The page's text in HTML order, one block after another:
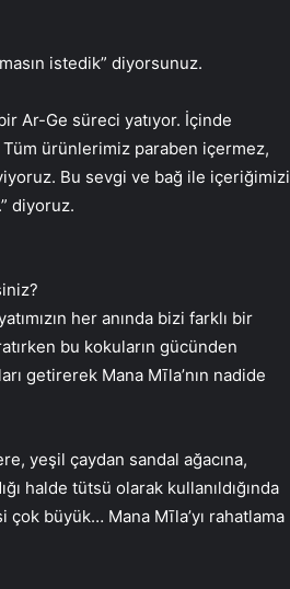
istedik” diyorsunuz.
Ar-Ge süreci yatıyor. İçinde
ürünlerimiz paraben içermez,
Bu sevgi ve bağ ile içeriğimizi
diyoruz.
her anında bizi farklı bir
bu kokuların gücünden
getirerek Mana Mīla’nın nadide
yeşil çaydan sandal ağacına,
halde tütsü olarak kullanıldığında
büyük… Mana Mīla’yı rahatlama